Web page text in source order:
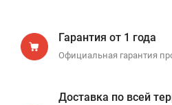
Гарантия от 1 года
Официальная гарантия
Доставка по всей